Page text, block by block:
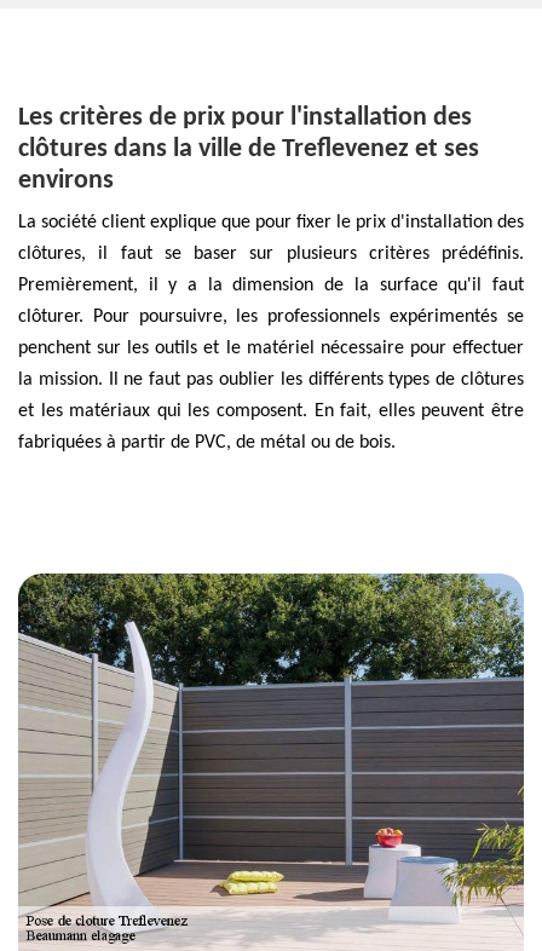
Les critères de prix pour l'installation des
clôtures dans la ville de Treflevenez et ses
environs
La société client explique que pour fixer le prix d'installation des
clôtures, il faut se baser sur plusieurs critères prédéfinis.
Premièrement, il y a la dimension de la surface qu'il faut
clôturer. Pour poursuivre, les professionnels expérimentés se
penchent sur les outils et le matériel nécessaire pour effectuer
la mission. Il ne faut pas oublier les différents types de clôtures
et les matériaux qui les composent. En fait, elles peuvent être
fabriquées à partir de PVC, de métal ou de bois.